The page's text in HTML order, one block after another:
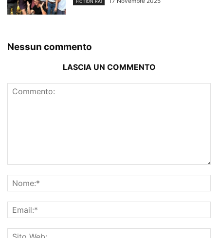
FICTION RAI
Nessun commento
LASCIA UN COMMENTO